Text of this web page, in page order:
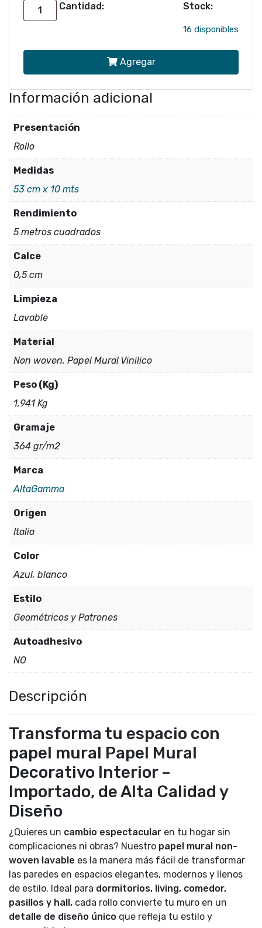
Cantidad:
Papel
|
cantidad
Stock:
16 disponibles
Agregar
Información adicional
Presentación
Rollo
Medidas
53 cm x 10 mts
Rendimiento
5 metros cuadrados
Calce
0,5 cm
Limpieza
Lavable
Material
Non woven, Papel Mural Vinilico
Peso (Kg)
1,941 Kg
Gramaje
364 gr/m2
Marca
AltaGamma
Origen
Italia
Color
Azul, blanco
Estilo
Geométricos y Patrones
Autoadhesivo
NO
Descripción
Transforma tu espacio con
papel mural Papel Mural
Decorativo Interior –
Importado, de Alta Calidad y
Diseño
¿Quieres un cambio espectacular en tu hogar sin
complicaciones ni obras? Nuestro papel mural non-
woven lavable es la manera más fácil de transformar
las paredes en espacios elegantes, modernos y llenos
de estilo. Ideal para dormitorios, living, comedor,
pasillos y hall, cada rollo convierte tu muro en un
detalle de diseño único que refleja tu estilo y